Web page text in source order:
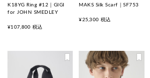
K18YG Ring #12｜GIGI
for JOHN SMEDLEY
¥107,800 税込
MAKS Silk Scarf｜SF753
¥25,300 税込